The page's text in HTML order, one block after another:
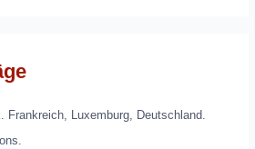
Frankreich, Luxemburg, Deutschland.